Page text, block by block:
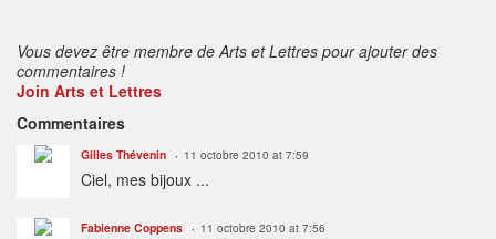
Vous devez être membre de Arts et Lettres pour ajouter des
commentaires !
Join Arts et Lettres
Commentaires
Gilles Thévenin 11 octobre 2010 at 7:59
Ciel, mes bijoux ...
Fabienne Coppens 11 octobre 2010 at 7:56